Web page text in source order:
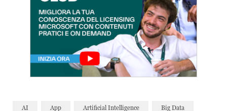
AI App Artificial Intelligence Big Data